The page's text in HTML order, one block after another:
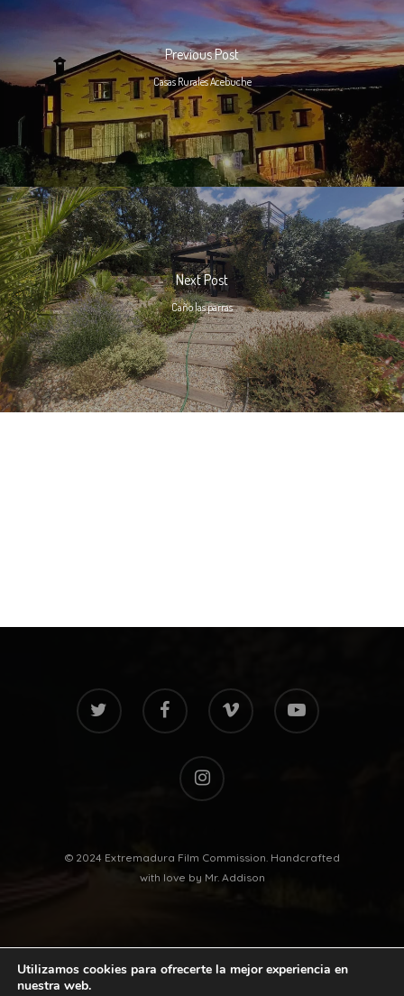
Previous Post
Casas Rurales Acebuche
Next Post
Caño las parras
twitter facebook vimeo youtube
instagram
© 2024 Extremadura Film Commission. Handcrafted
with love by Mr. Addison
Utilizamos cookies para ofrecerte la mejor experiencia en
nuestra web.